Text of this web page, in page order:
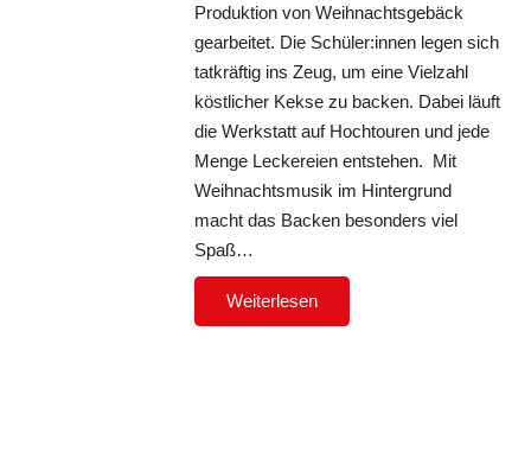
Produktion von Weihnachtsgebäck
gearbeitet. Die Schüler:innen legen sich
tatkräftig ins Zeug, um eine Vielzahl
köstlicher Kekse zu backen. Dabei läuft
die Werkstatt auf Hochtouren und jede
Menge Leckereien entstehen. Mit
Weihnachtsmusik im Hintergrund
macht das Backen besonders viel
Spaß…
Weiterlesen